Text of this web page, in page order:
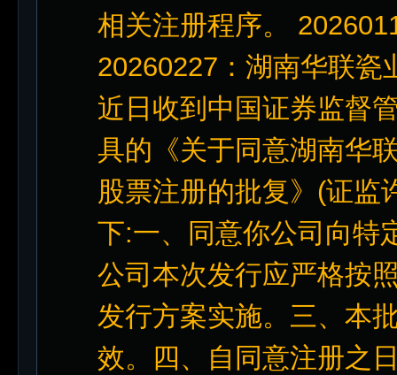
相关注册程序。
20260227：湖南华联瓷
近日收到中国证券监督
具的《关于同意湖南华
股票注册的批复》(证监
下:一、同意你公司向特
公司本次发行应严格按
发行方案实施。三、本
效。四、自同意注册之